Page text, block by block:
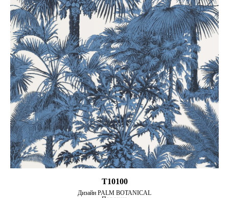
T10100
Дизайн PALM BOTANICAL